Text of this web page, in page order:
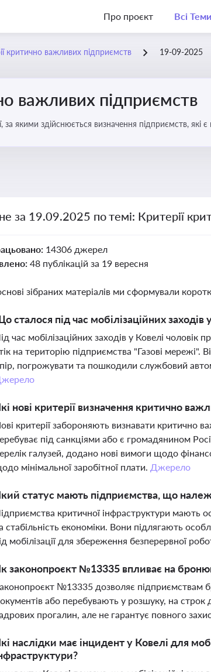
Про проєкт Всі Теми
критично важливих підприємств 19-09-2025
важливих підприємств
за якими здійснюється визначення підприємств,
за 19.09.2025 по темі: Критерії
14306 джерел
48 публікацій за 19 вересня
зібраних матеріалів ми сформували
сталося під час мобілізаційних
час мобілізаційних заходів у Ковелі чоловік
на територію підприємства "Газові мережі".
погрожувати та пошкодили службовий
нові критерії визначення критично
критерії забороняють визнавати критично
під санкціями або є громадянином
галузей, додано нові вимоги щодо
мінімальної заробітної плати. Джерело
статус мають підприємства, що
критичної інфраструктури мають
стабільність економіки. Вони підлягають
мобілізації для збереження безперервної
законопроєкт №13335 впливає на
№13335 дозволяє підприємствам
або перебувають у розшуку, на
прогалин, але не гарантує повного
наслідки має інцидент у Ковелі для